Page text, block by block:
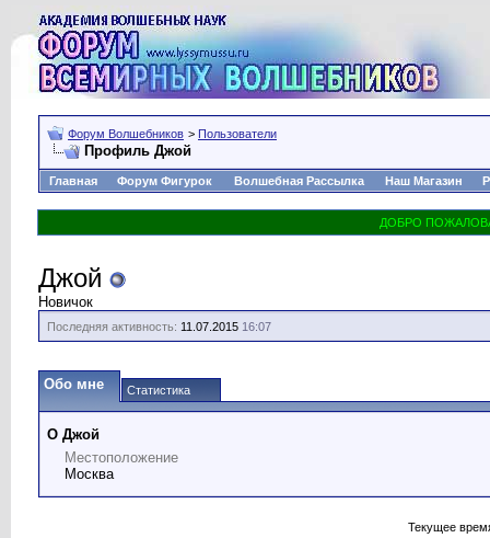
Форум Волшебников > Пользователи
Профиль Джой
Главная Форум Фигурок Волшебная Рассылка Наш Магазин
Джой
Новичок
Последняя активность: 11.07.2015 16:07
Обо мне Статистика
О Джой
Местоположение
Москва
Текущее